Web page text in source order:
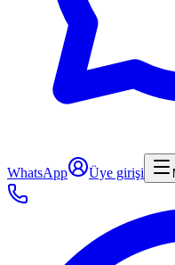
WhatsApp Üye girişi